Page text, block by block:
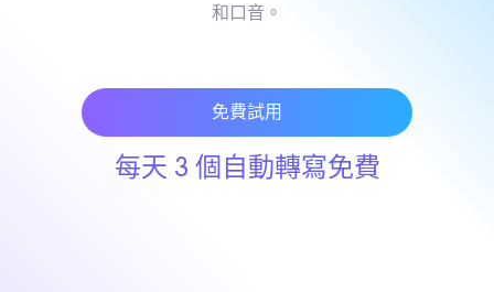
和口音。
免費試用
每天 3 個自動轉寫免費